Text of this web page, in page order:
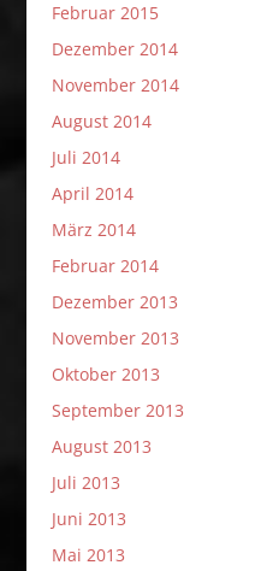
Februar 2015
Dezember 2014
November 2014
August 2014
Juli 2014
April 2014
März 2014
Februar 2014
Dezember 2013
November 2013
Oktober 2013
September 2013
August 2013
Juli 2013
Juni 2013
Mai 2013